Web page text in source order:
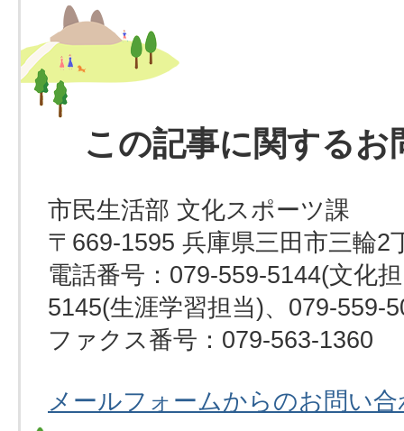
この記事に関するお
市民生活部 文化スポーツ課
〒669-1595 兵庫県三田市三輪2
電話番号：079-559-5144(文化
5145(生涯学習担当)、079-559-
ファクス番号：079-563-1360
メールフォームからのお問い